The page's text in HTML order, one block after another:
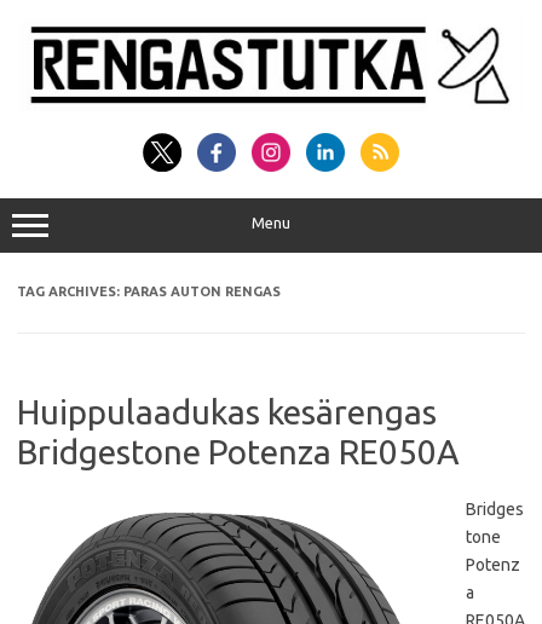
content
Menu
TAG ARCHIVES: PARAS AUTON RENGAS
Huippulaadukas kesärengas
Bridgestone Potenza RE050A
Bridges
tone
Potenz
a
RE050A